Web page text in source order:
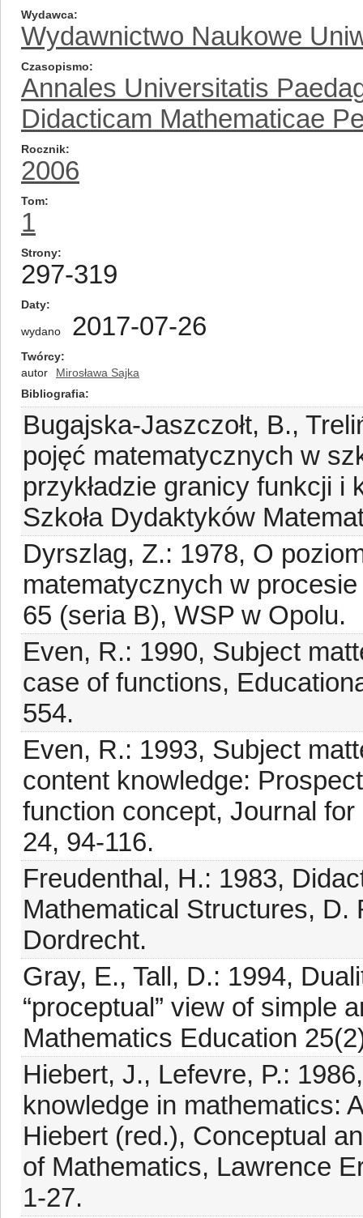
Wydawca
Wydawnictwo Naukowe
Czasopismo
Annales Universitatis
Didacticam Mathematicae
Rocznik
2006
Tom
1
Strony
297-319
Daty
wydano 2017-07-26
Twórcy
autor
Mirosława Sajka
Bibliografia
Bugajska-Jaszczołt, B.,
pojęć matematycznych w
przykładzie granicy funkcji
Szkoła Dydaktyków
Dyrszlag, Z.: 1978, O
matematycznych w
65 (seria B), WSP w Opolu.
Even, R.: 1990, Subject
case of functions,
554.
Even, R.: 1993, Subject
content knowledge:
function concept, Journal
24, 94-116.
Freudenthal, H.: 1983,
Mathematical Structures, D.
Dordrecht.
Gray, E., Tall, D.: 1994,
“proceptual” view of simple
Mathematics Education
Hiebert, J., Lefevre, P.:
knowledge in mathematics:
Hiebert (red.), Conceptual
of Mathematics, Lawrence
1-27.